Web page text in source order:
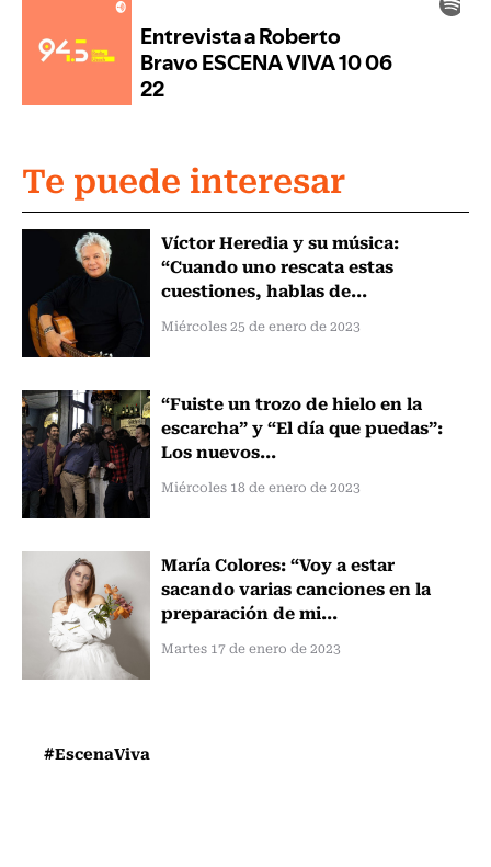
Te puede interesar
Víctor Heredia y su música:
“Cuando uno rescata estas
cuestiones, hablas de...
Miércoles 25 de enero de 2023
“Fuiste un trozo de hielo en la
escarcha” y “El día que puedas”:
Los nuevos...
Miércoles 18 de enero de 2023
María Colores: “Voy a estar
sacando varias canciones en la
preparación de mi...
Martes 17 de enero de 2023
#EscenaViva